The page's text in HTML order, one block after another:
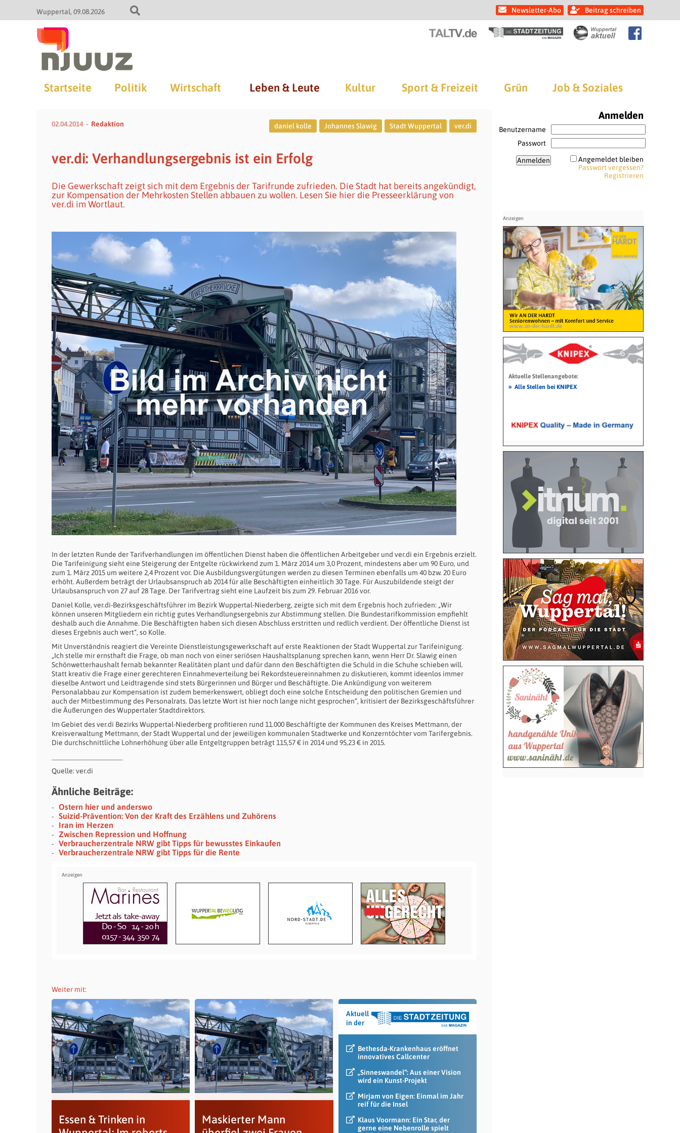
Wuppertal 09.08.2026 Newsletter-Abo Beitrag schreiben
Startseite Politik Wirtschaft Leben & Leute Kultur Sport & Freizeit Grün Job & Soziales
02.04.2014 Redaktion daniel kolle Johannes Slawig Stadt Wuppertal ver.di
ver.di: Verhandlungsergebnis ist ein Erfolg
Die Gewerkschaft zeigt sich mit dem Ergebnis der Tarifrunde zufrieden. Die Stadt hat bereits angekündigt,
zur Kompensation der Mehrkosten Stellen abbauen zu wollen. Lesen Sie hier die Presseerklärung von
ver.di im Wortlaut.
In der letzten Runde der Tarifverhandlungen im öffentlichen Dienst haben die öffentlichen Arbeitgeber und ver.di ein Ergebnis erzielt.
Die Tarifeinigung sieht eine Steigerung der Entgelte rückwirkend zum 1. März 2014 um 3,0 Prozent, mindestens aber um 90 Euro, und
zum 1. März 2015 um weitere 2,4 Prozent vor. Die Ausbildungsvergütungen werden zu diesen Terminen ebenfalls um 40 bzw. 20 Euro
erhöht. Außerdem beträgt der Urlaubsanspruch ab 2014 für alle Beschäftigten einheitlich 30 Tage. Für Auszubildende steigt der
Urlaubsanspruch von 27 auf 28 Tage. Der Tarifvertrag sieht eine Laufzeit bis zum 29. Februar 2016 vor.
Daniel Kolle, ver.di-Bezirksgeschäftsführer im Bezirk Wuppertal-Niederberg, zeigte sich mit dem Ergebnis hoch zufrieden: „Wir
können unseren Mitgliedern ein richtig gutes Verhandlungsergebnis zur Abstimmung stellen. Die Bundestarifkommission empfiehlt
deshalb auch die Annahme. Die Beschäftigten haben sich diesen Abschluss erstritten und redlich verdient. Der öffentliche Dienst ist
dieses Ergebnis auch wert“, so Kolle.
Mit Unverständnis reagiert die Vereinte Dienstleistungsgewerkschaft auf erste Reaktionen der Stadt Wuppertal zur Tarifeinigung.
„Ich stelle mir ernsthaft die Frage, ob man noch von einer seriösen Haushaltsplanung sprechen kann, wenn Herr Dr. Slawig einen
Schönwetterhaushalt fernab bekannter Realitäten plant und dafür dann den Beschäftigten die Schuld in die Schuhe schieben will.
Statt kreativ die Frage einer gerechteren Einnahmeverteilung bei Rekordsteuereinnahmen zu diskutieren, kommt ideenlos immer
dieselbe Antwort und Leidtragende sind stets Bürgerinnen und Bürger und Beschäftigte. Die Ankündigung von weiterem
Personalabbau zur Kompensation ist zudem bemerkenswert, obliegt doch eine solche Entscheidung den politischen Gremien und
auch der Mitbestimmung des Personalrats. Das letzte Wort ist hier noch lange nicht gesprochen“, kritisiert der Bezirksgeschäftsführer
die Äußerungen des Wuppertaler Stadtdirektors.
Im Gebiet des ver.di Bezirks Wuppertal-Niederberg profitieren rund 11.000 Beschäftigte der Kommunen des Kreises Mettmann, der
Kreisverwaltung Mettmann, der Stadt Wuppertal und der jeweiligen kommunalen Stadtwerke und Konzerntöchter vom Tarifergebnis.
Die durchschnittliche Lohnerhöhung über alle Entgeltgruppen beträgt 115,57 € in 2014 und 95,23 € in 2015.
Quelle: ver.di
Ähnliche Beiträge:
Ostern hier und anderswo
Suizid-Prävention: Von der Kraft des Erzählens und Zuhörens
Iran im Herzen
Zwischen Repression und Hoffnung
Verbraucherzentrale NRW gibt Tipps für bewusstes Einkaufen
Verbraucherzentrale NRW gibt Tipps für die Rente
Weiter mit:
Essen & Trinken in
Maskierter Mann
Aktuell
in der
Bethesda-Krankenhaus eröffnet
innovatives Callcenter
„Sinneswandel“: Aus einer Vision
wird ein Kunst-Projekt
Mirjam von Eigen: Einmal im Jahr
reif für die Insel
Klaus Voormann: Ein Star, der
gerne eine Nebenrolle spielt
Anmelden
Benutzername
Passwort
Angemeldet bleiben
Passwort vergessen?
Registrieren
Aktuelle Stellenangebote:
» Alle Stellen bei KNIPEX